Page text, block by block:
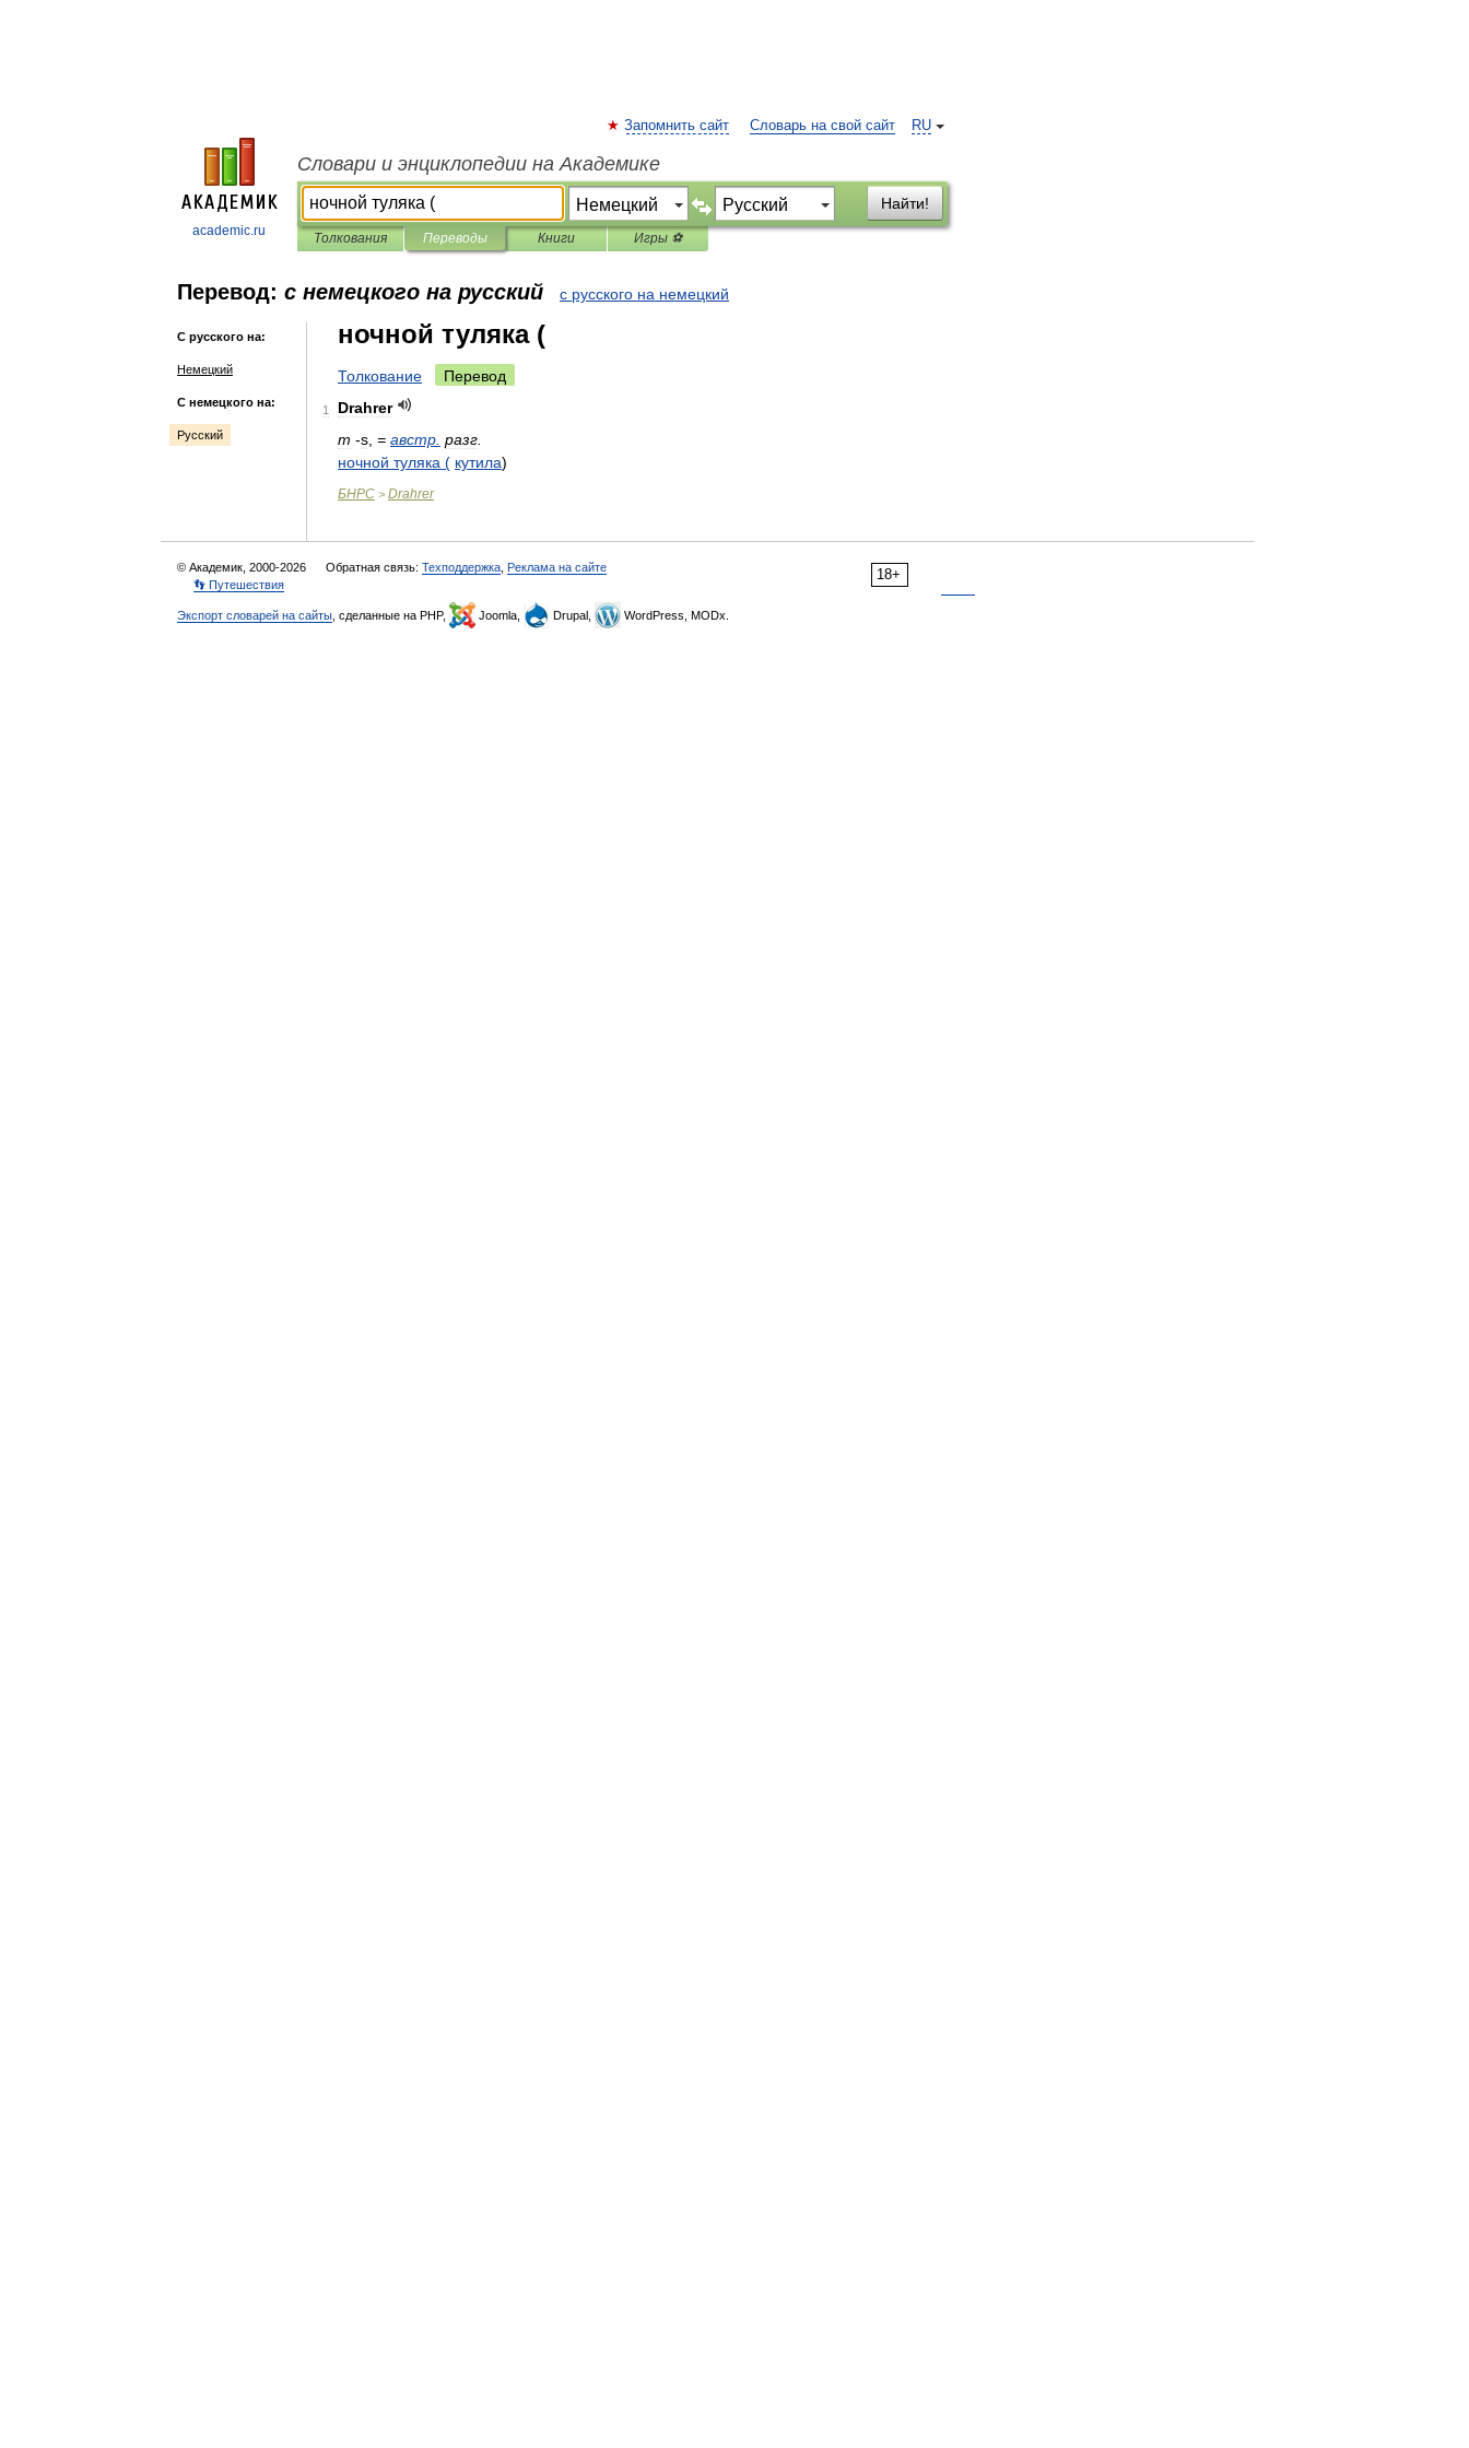
academic.ru
RU
Запомнить сайт Словарь на свой сайт
Словари и энциклопедии на Академике
Найти!
Толкования Переводы Книги Игры ⚽
Перевод: с немецкого на русский с русского на немецкий
С русского на:
Немецкий
С немецкого на:
Русский
ночной туляка (
Толкование Перевод
1
Drahrer
m -s = австр разг
ночной туляка ( кутила)
БНРС > Drahrer
18+
© Академик, 2000-2026 Обратная связь: Техподдержка Реклама на сайте
👣 Путешествия
Экспорт словарей на сайты , сделанные на PHP, Joomla, Drupal, WordPress, MODx.